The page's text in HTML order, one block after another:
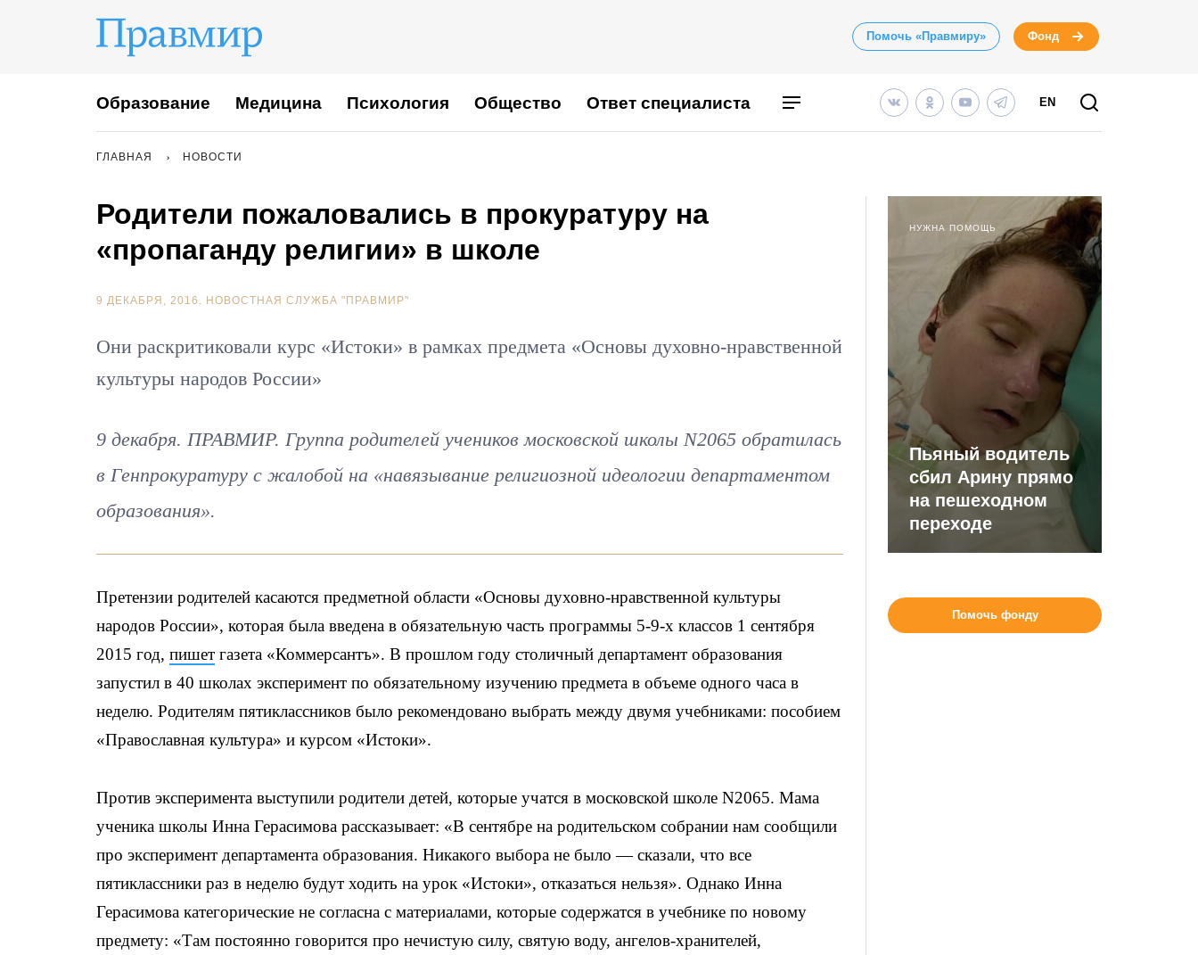
Помочь «Правмиру» Фонд
Образование Медицина Психология Общество Ответ специалиста EN
ГЛАВНАЯ НОВОСТИ
Родители пожаловались в прокуратуру на
«пропаганду религии» в школе
9 ДЕКАБРЯ, 2016. НОВОСТНАЯ СЛУЖБА "ПРАВМИР"
Они раскритиковали курс «Истоки» в рамках предмета «Основы духовно-нравственной
культуры народов России»
9 декабря. ПРАВМИР. Группа родителей учеников московской школы N2065 обратилась
в Генпрокуратуру с жалобой на «навязывание религиозной идеологии департаментом
образования».
Претензии родителей касаются предметной области «Основы духовно-нравственной культуры
народов России», которая была введена в обязательную часть программы 5-9-х классов 1 сентября
2015 год, пишет газета «Коммерсантъ». В прошлом году столичный департамент образования
запустил в 40 школах эксперимент по обязательному изучению предмета в объеме одного часа в
неделю. Родителям пятиклассников было рекомендовано выбрать между двумя учебниками: пособием
«Православная культура» и курсом «Истоки».
Против эксперимента выступили родители детей, которые учатся в московской школе N2065. Мама
ученика школы Инна Герасимова рассказывает: «В сентябре на родительском собрании нам сообщили
про эксперимент департамента образования. Никакого выбора не было — сказали, что все
пятиклассники раз в неделю будут ходить на урок «Истоки», отказаться нельзя». Однако Инна
Герасимова категорические не согласна с материалами, которые содержатся в учебнике по новому
предмету: «Там постоянно говорится про нечистую силу, святую воду, ангелов-хранителей,
НУЖНА ПОМОЩЬ
Пьяный водитель
сбил Арину прямо
на пешеходном
переходе
Помочь фонду